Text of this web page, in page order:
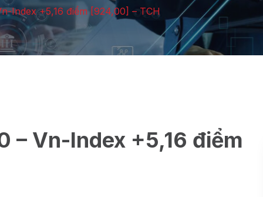
Index +5,16 điểm [924,00] – TCH
– Vn-Index +5,16 điểm